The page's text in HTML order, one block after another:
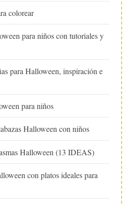
colorear
para niños con tutoriales y
para Halloween, inspiración e
para niños
Halloween con niños
Halloween (13 IDEAS)
con platos ideales para